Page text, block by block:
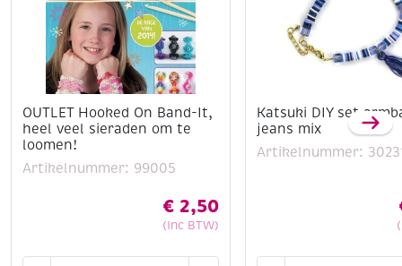
OUTLET Hooked On Band-It,
heel veel sieraden om te
loomen!
Artikelnummer: 99005
€ 2,50
(Inc BTW)
Katsuki DIY set
jeans mix
Artikelnummer: